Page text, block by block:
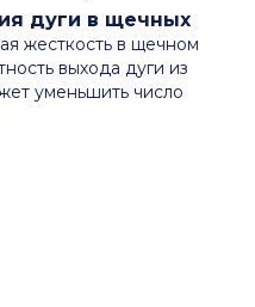
дуги в щечных
жесткость в щечном
выхода дуги из
уменьшить число